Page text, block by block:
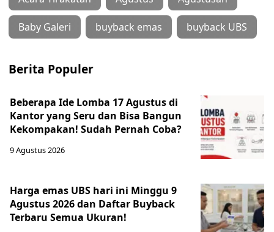
Baby Galeri buyback emas buyback UBS
Berita Populer
Beberapa Ide Lomba 17 Agustus di
Kantor yang Seru dan Bisa Bangun
Kekompakan! Sudah Pernah Coba?
9 Agustus 2026
Harga emas UBS hari ini Minggu 9
Agustus 2026 dan Daftar Buyback
Terbaru Semua Ukuran!